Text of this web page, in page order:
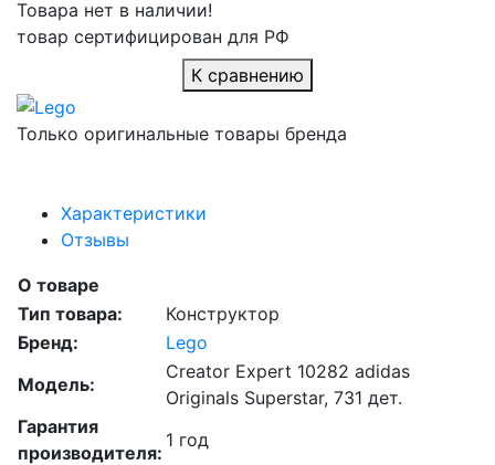
Товара нет в наличии!
товар сертифицирован для РФ
К сравнению
Только оригинальные товары бренда
Характеристики
Отзывы
О товаре
Тип товара:
Конструктор
Бренд:
Lego
Модель:
Creator Expert 10282 adidas
Originals Superstar, 731 дет.
Гарантия
производителя:
1 год